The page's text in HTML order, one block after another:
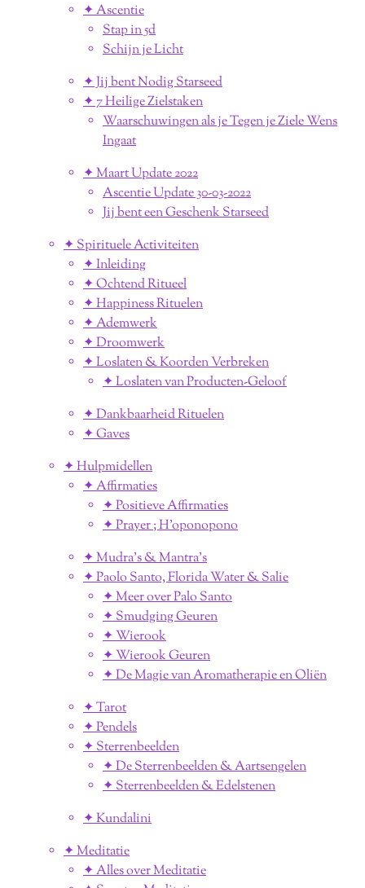
✦ Ascentie
Stap in 5d
Schijn je Licht
✦ Jij bent Nodig Starseed
✦ 7 Heilige Zielstaken
Waarschuwingen als je Tegen je Ziele Wens
Ingaat
✦ Maart Update 2022
Ascentie Update 30-03-2022
Jij bent een Geschenk Starseed
✦ Spirituele Activiteiten
✦ Inleiding
✦ Ochtend Ritueel
✦ Happiness Rituelen
✦ Ademwerk
✦ Droomwerk
✦ Loslaten & Koorden Verbreken
✦ Loslaten van Producten-Geloof
✦ Dankbaarheid Rituelen
✦ Gaves
✦ Hulpmidellen
✦ Affirmaties
✦ Positieve Affirmaties
✦ Prayer ; H'oponopono
✦ Mudra's & Mantra's
✦ Paolo Santo, Florida Water & Salie
✦ Meer over Palo Santo
✦ Smudging Geuren
✦ Wierook
✦ Wierook Geuren
✦ De Magie van Aromatherapie en Oliën
✦ Tarot
✦ Pendels
✦ Sterrenbeelden
✦ De Sterrenbeelden & Aartsengelen
✦ Sterrenbeelden & Edelstenen
✦ Kundalini
✦ Meditatie
✦ Alles over Meditatie